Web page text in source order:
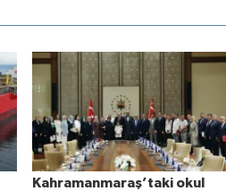
Kahramanmaraş’taki okul